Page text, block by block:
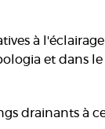
à
et dans le
drainants à